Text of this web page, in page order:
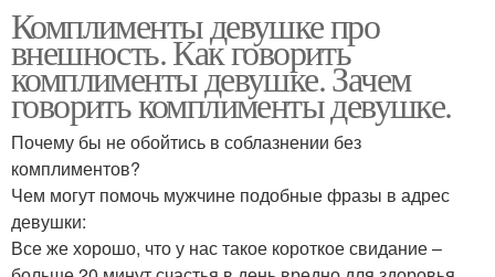
Комплименты девушке про
внешность. Как говорить
комплименты девушке. Зачем
говорить комплименты девушке.
Почему бы не обойтись в соблазнении без
комплиментов?
Чем могут помочь мужчине подобные фразы в адрес
девушки:
Все же хорошо, что у нас такое короткое свидание –